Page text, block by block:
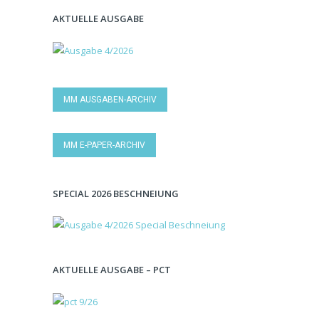
AKTUELLE AUSGABE
MM AUSGABEN-ARCHIV
MM E-PAPER-ARCHIV
SPECIAL 2026 BESCHNEIUNG
AKTUELLE AUSGABE – PCT